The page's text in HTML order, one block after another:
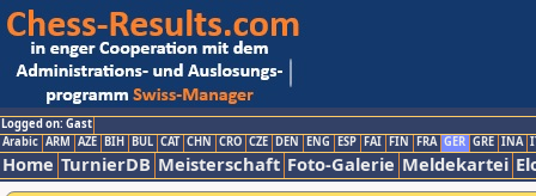
Logged on: Gast
Arabic ARM AZE BIH BUL CAT CHN CRO CZE DEN ENG ESP FAI FIN FRA GER GRE INA
Home TurnierDB Meisterschaft Foto-Galerie Meldekartei